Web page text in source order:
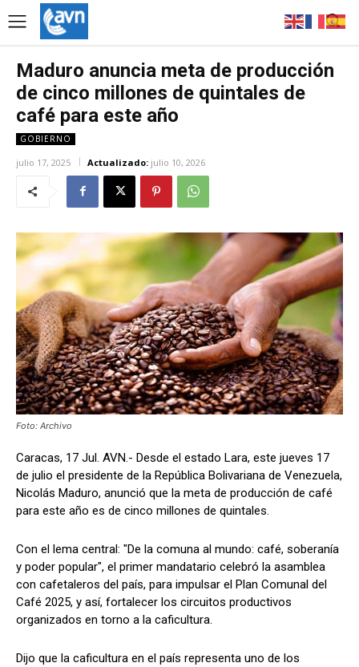
Maduro anuncia meta de producción
de cinco millones de quintales de
café para este año
GOBIERNO
julio 17, 2025 Actualizado: julio 10, 2026
Foto: Archivo
Caracas, 17 Jul. AVN.- Desde el estado Lara, este jueves 17
de julio el presidente de la República Bolivariana de Venezuela,
Nicolás Maduro, anunció que la meta de producción de café
para este año es de cinco millones de quintales.
Con el lema central: "De la comuna al mundo: café, soberanía
y poder popular", el primer mandatario celebró la asamblea
con cafetaleros del país, para impulsar el Plan Comunal del
Café 2025, y así, fortalecer los circuitos productivos
organizados en torno a la caficultura.
Dijo que la caficultura en el país representa uno de los